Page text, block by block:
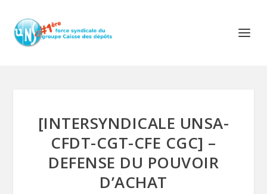
[INTERSYNDICALE UNSA-
CFDT-CGT-CFE CGC] –
DEFENSE DU POUVOIR
D’ACHAT